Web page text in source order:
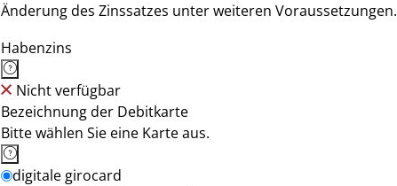
Änderung des Zinssatzes unter weiteren Voraussetzungen.
Habenzins
Nicht verfügbar
Bezeichnung der Debitkarte
Bitte wählen Sie eine Karte aus.
digitale girocard